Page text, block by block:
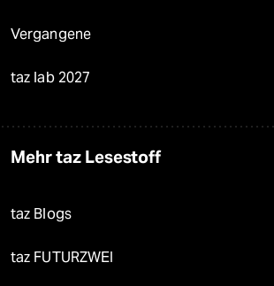
Vergangene
taz lab 2027
Mehr taz Lesestoff
taz Blogs
taz FUTURZWEI